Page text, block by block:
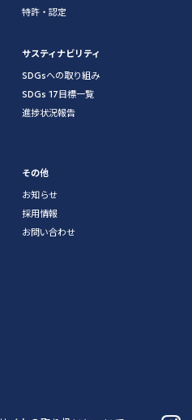
特許・認定
サスティナビリティ
SDGsへの取り組み
SDGs 17目標一覧
進捗状況報告
その他
お知らせ
採用情報
お問い合わせ